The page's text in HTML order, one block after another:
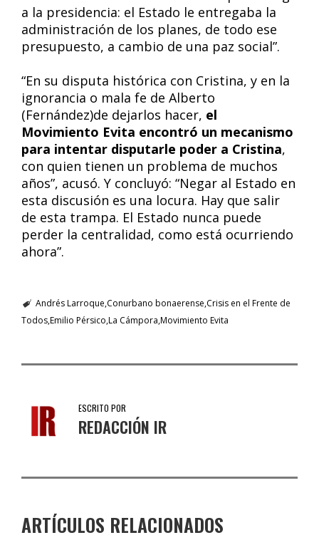
a la presidencia: el Estado le entregaba la
administración de los planes, de todo ese
presupuesto, a cambio de una paz social”.
“En su disputa histórica con Cristina, y en la
ignorancia o mala fe de Alberto
(Fernández)de dejarlos hacer, el
Movimiento Evita encontró un mecanismo
para intentar disputarle poder a Cristina,
con quien tienen un problema de muchos
años”, acusó. Y concluyó: “Negar al Estado en
esta discusión es una locura. Hay que salir
de esta trampa. El Estado nunca puede
perder la centralidad, como está ocurriendo
ahora”.
Andrés Larroque Conurbano bonaerense Crisis en el Frente de
TodosEmilio Pérsico La Cámpora Movimiento Evita
ESCRITO POR
REDACCIÓN IR
ARTÍCULOS RELACIONADOS